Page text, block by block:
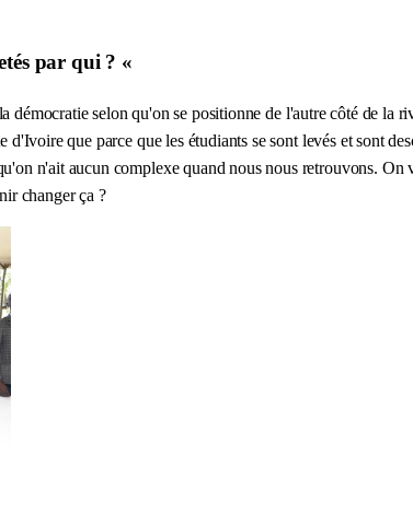
par qui ? «
selon qu'on se positionne de l'autre côté de la
que parce que les étudiants se sont levés et sont
n'ait aucun complexe quand nous nous retrouvons.
changer ça ?